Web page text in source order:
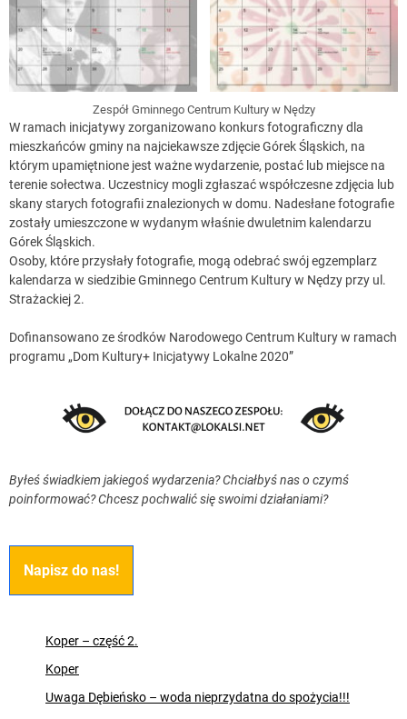
Zespół Gminnego Centrum Kultury w Nędzy
W ramach inicjatywy zorganizowano konkurs fotograficzny dla
mieszkańców gminy na najciekawsze zdjęcie Górek Śląskich, na
którym upamiętnione jest ważne wydarzenie, postać lub miejsce na
terenie sołectwa. Uczestnicy mogli zgłaszać współczesne zdjęcia lub
skany starych fotografii znalezionych w domu. Nadesłane fotografie
zostały umieszczone w wydanym właśnie dwuletnim kalendarzu
Górek Śląskich.
Osoby, które przysłały fotografie, mogą odebrać swój egzemplarz
kalendarza w siedzibie Gminnego Centrum Kultury w Nędzy przy ul.
Strażackiej 2.
Dofinansowano ze środków Narodowego Centrum Kultury w ramach
programu „Dom Kultury+ Inicjatywy Lokalne 2020”
Byłeś świadkiem jakiegoś wydarzenia? Chciałbyś nas o czymś
poinformować? Chcesz pochwalić się swoimi działaniami?
Napisz do nas!
Koper – część 2.
Koper
Uwaga Dębieńsko – woda nieprzydatna do spożycia!!!